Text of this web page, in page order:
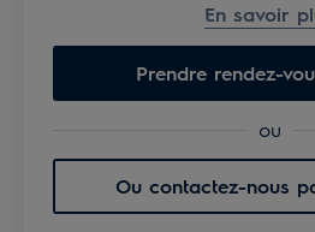
En savoir
Prendre rendez-
ou
Ou contactez-nous